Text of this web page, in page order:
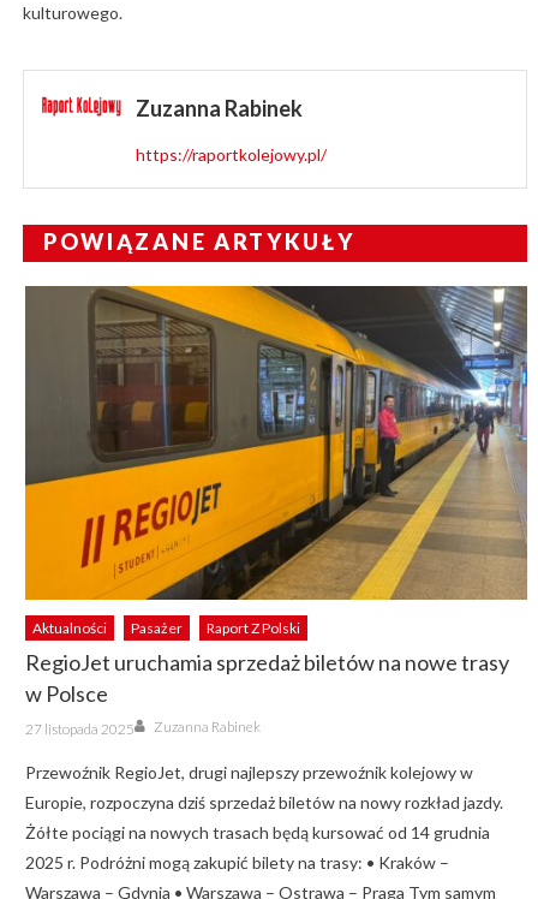
kulturowego.
Zuzanna Rabinek
https://raportkolejowy.pl/
POWIĄZANE ARTYKUŁY
Aktualności Pasażer Raport Z Polski
RegioJet uruchamia sprzedaż biletów na nowe trasy
w Polsce
Posted
on
27 listopada 2025 Author
Zuzanna Rabinek
Przewoźnik RegioJet, drugi najlepszy przewoźnik kolejowy w
Europie, rozpoczyna dziś sprzedaż biletów na nowy rozkład jazdy.
Żółte pociągi na nowych trasach będą kursować od 14 grudnia
2025 r. Podróżni mogą zakupić bilety na trasy: • Kraków –
Warszawa – Gdynia • Warszawa – Ostrawa – Praga Tym samym